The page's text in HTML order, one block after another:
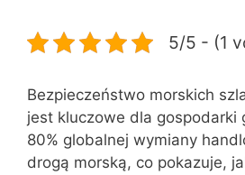
5/5 - (1
Bezpieczeństwo morskich
jest kluczowe dla gospodarki
80% globalnej wymiany
drogą morską, co pokazuje,